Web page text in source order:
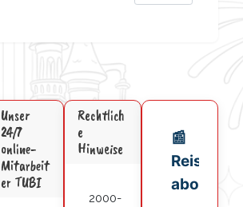
Unser
24/7
online-
Mitarbeit
er TUBI
Rechtlich
e
Hinweise
2000-